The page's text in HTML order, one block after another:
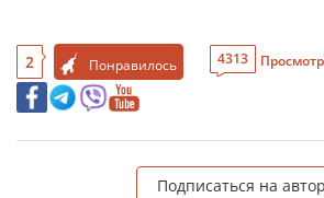
2 Понравилось 4313
Подписаться на